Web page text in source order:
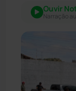
Ouvir
Narração